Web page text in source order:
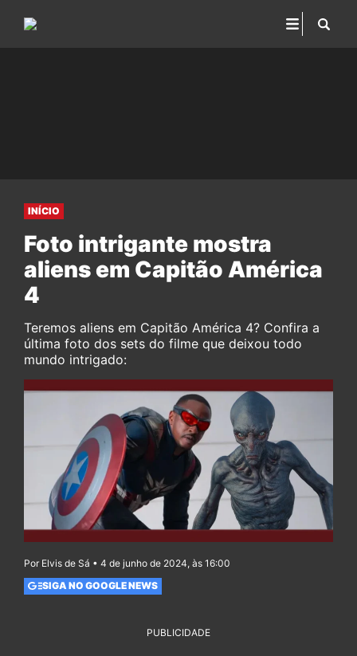
INÍCIO
Foto intrigante mostra
aliens em Capitão América
4
Teremos aliens em Capitão América 4? Confira a
última foto dos sets do filme que deixou todo
mundo intrigado:
Por Elvis de Sá • 4 de junho de 2024, às 16:00
SIGA NO GOOGLE NEWS
PUBLICIDADE